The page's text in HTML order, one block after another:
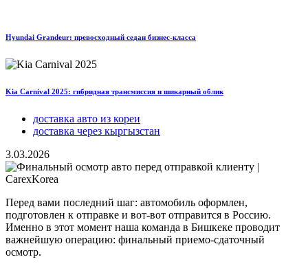
Hyundai Grandeur: превосходный седан бизнес-класса
Kia Carnival 2025: гибридная трансмиссия и шикарный облик
доставка авто из кореи
доставка через кыргызстан
3.03.2026
Перед вами последний шаг: автомобиль оформлен,
подготовлен к отправке и вот-вот отправится в Россию.
Именно в этот момент наша команда в Бишкеке проводит
важнейшую операцию: финальный приемо-сдаточный
осмотр.